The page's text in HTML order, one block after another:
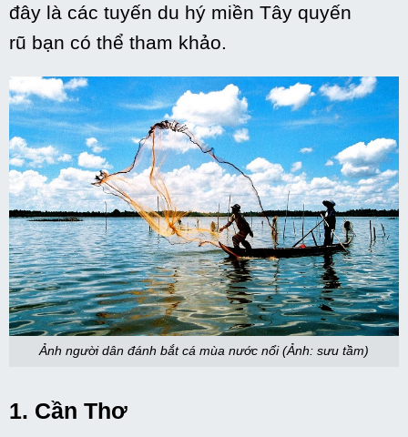
đây là các tuyến du hý miền Tây quyến
rũ bạn có thể tham khảo.
Ảnh người dân đánh bắt cá mùa nước nổi (Ảnh: sưu tầm)
1. Cần Thơ